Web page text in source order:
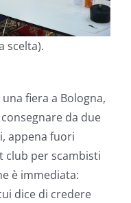
scelta).
fiera a Bologna,
da due
appena fuori
club per scambisti
è immediata:
dice di credere